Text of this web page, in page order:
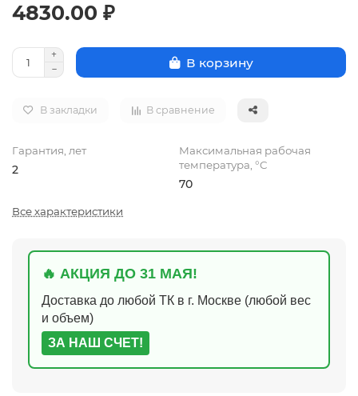
4830.00 ₽
В корзину
В закладки В сравнение
Гарантия, лет
2
Максимальная рабочая
температура, °C
70
Все характеристики
🔥 АКЦИЯ ДО 31 МАЯ!
Доставка до любой ТК в г. Москве (любой вес
и объем)
ЗА НАШ СЧЕТ!